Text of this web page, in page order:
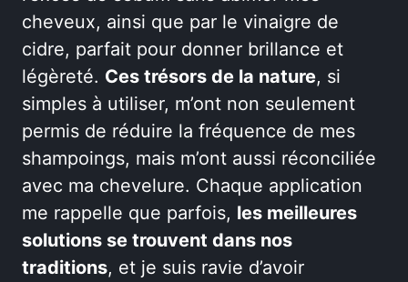
cheveux, ainsi que par le vinaigre de
cidre, parfait pour donner brillance et
légèreté. Ces trésors de la nature, si
simples à utiliser, m’ont non seulement
permis de réduire la fréquence de mes
shampoings, mais m’ont aussi réconciliée
avec ma chevelure. Chaque application
me rappelle que parfois, les meilleures
solutions se trouvent dans nos
traditions, et je suis ravie d’avoir